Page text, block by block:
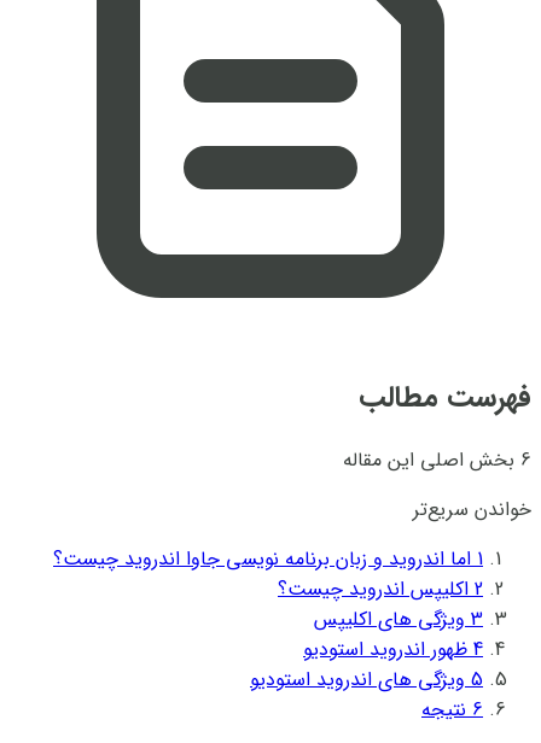
فهرست مطالب
6 بخش اصلی این مقاله
خواندن سریع‌تر
1 اما اندروید و زبان برنامه نویسی جاوا اندروید چیست؟
2 اکلیپس اندروید چیست؟
3 ویژگی های اکلیپس
4 ظهور اندروید استودیو
5 ویژگی های اندروید استودیو
6 نتیجه